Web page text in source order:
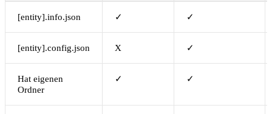
[entity].info.json ✓ ✓
[entity].config.json X ✓
Hat eigenen
Ordner
✓ ✓